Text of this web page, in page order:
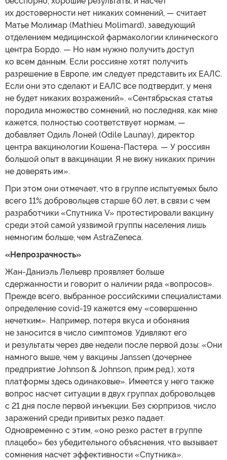
их достоверности нет никаких сомнений, — считает
Матье Молимар (Mathieu Molimard), заведующий
отделением медицинской фармакологии клинического
центра Бордо. — Но нам нужно получить доступ
ко всем данным. Если россияне хотят получить
разрешение в Европе, им следует представить их ЕАЛС.
Если они это сделают и ЕАЛС все подтвердит, у меня
не будет никаких возражений». «Сентябрьская статья
породила множество сомнений, но последняя, как мне
кажется, полностью соответствует нормам, —
добавляет Одиль Лоней (Odile Launay), директор
центра вакцинологии Кошена-Пастера. — У россиян
большой опыт в вакцинации. Я не вижу никаких причин
не доверять им».
При этом они отмечает, что в группе испытуемых было
всего 11% добровольцев старше 60 лет, в связи с чем
разработчики «Спутника V» протестировали вакцину
среди этой самой уязвимой группы населения лишь
немногим больше, чем AstraZeneca.
«Непрозрачность»
Жан-Даниэль Лельевр проявляет больше
сдержанности и говорит о наличии ряда «вопросов».
Прежде всего, выбранное российскими специалистами
определение covid-19 кажется ему «совершенно
нечетким». Например, потеря вкуса и обоняния
не заносится в число симптомов. Удивляют его
и результаты через две недели после первой дозы: «Они
намного выше, чем у вакцины Janssen (дочернее
предприятие Johnson & Johnson, прим.ред.), хотя
платформы здесь одинаковые». Имеется у него также
вопрос насчет ситуации в двух группах добровольцев
с 21 дня после первой инъекции. Без сюрпризов, число
заражений среди привитых резко падает.
Одновременно с этим, «оно резко растет в группе
плацебо» без убедительного объяснения, что вызывает
сомнения насчет эффективности «Спутника».